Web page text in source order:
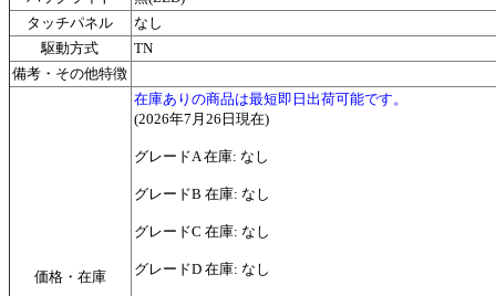
タッチパネル
なし
駆動方式
TN
備考・その他特徴
価格・在庫
在庫ありの商品は最短即日出荷可能です。
(2026年7月26日現在)
グレードA 在庫: なし
グレードB 在庫: なし
グレードC 在庫: なし
グレードD 在庫: なし